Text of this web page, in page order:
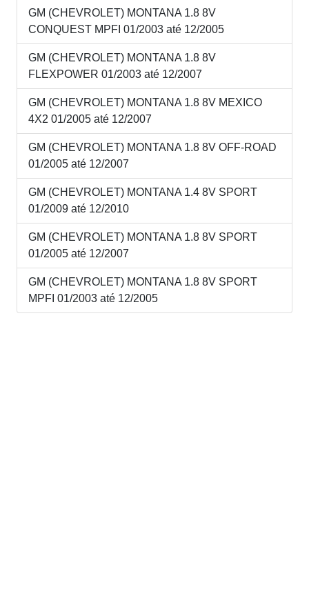
GM (CHEVROLET) MONTANA 1.8 8V
CONQUEST MPFI 01/2003 até 12/2005
GM (CHEVROLET) MONTANA 1.8 8V
FLEXPOWER 01/2003 até 12/2007
GM (CHEVROLET) MONTANA 1.8 8V MEXICO
4X2 01/2005 até 12/2007
GM (CHEVROLET) MONTANA 1.8 8V OFF-ROAD
01/2005 até 12/2007
GM (CHEVROLET) MONTANA 1.4 8V SPORT
01/2009 até 12/2010
GM (CHEVROLET) MONTANA 1.8 8V SPORT
01/2005 até 12/2007
GM (CHEVROLET) MONTANA 1.8 8V SPORT
MPFI 01/2003 até 12/2005